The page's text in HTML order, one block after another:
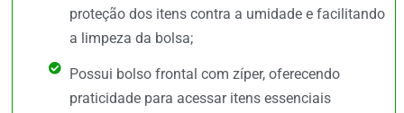
proteção dos itens contra a umidade e facilitando
a limpeza da bolsa;
Possui bolso frontal com zíper, oferecendo
praticidade para acessar itens essenciais